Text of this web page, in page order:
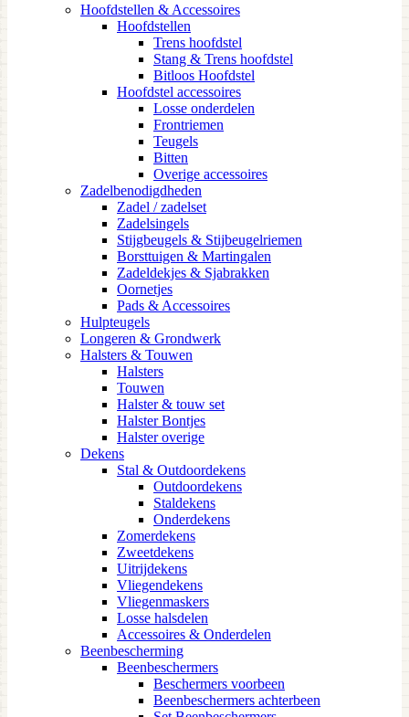
Hoofdstellen & Accessoires
Hoofdstellen
Trens hoofdstel
Stang & Trens hoofdstel
Bitloos Hoofdstel
Hoofdstel accessoires
Losse onderdelen
Frontriemen
Teugels
Bitten
Overige accessoires
Zadelbenodigdheden
Zadel / zadelset
Zadelsingels
Stijgbeugels & Stijbeugelriemen
Borsttuigen & Martingalen
Zadeldekjes & Sjabrakken
Oornetjes
Pads & Accessoires
Hulpteugels
Longeren & Grondwerk
Halsters & Touwen
Halsters
Touwen
Halster & touw set
Halster Bontjes
Halster overige
Dekens
Stal & Outdoordekens
Outdoordekens
Staldekens
Onderdekens
Zomerdekens
Zweetdekens
Uitrijdekens
Vliegendekens
Vliegenmaskers
Losse halsdelen
Accessoires & Onderdelen
Beenbescherming
Beenbeschermers
Beschermers voorbeen
Beenbeschermers achterbeen